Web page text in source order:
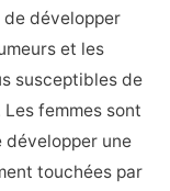
de développer
et les
susceptibles de
femmes sont
développer une
touchées par